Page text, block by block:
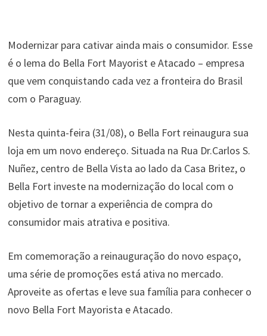
Modernizar para cativar ainda mais o consumidor. Esse
é o lema do Bella Fort Mayorist e Atacado – empresa
que vem conquistando cada vez a fronteira do Brasil
com o Paraguay.
Nesta quinta-feira (31/08), o Bella Fort reinaugura sua
loja em um novo endereço. Situada na Rua Dr.Carlos S.
Nuñez, centro de Bella Vista ao lado da Casa Britez, o
Bella Fort investe na modernização do local com o
objetivo de tornar a experiência de compra do
consumidor mais atrativa e positiva.
Em comemoração a reinauguração do novo espaço,
uma série de promoções está ativa no mercado.
Aproveite as ofertas e leve sua família para conhecer o
novo Bella Fort Mayorista e Atacado.